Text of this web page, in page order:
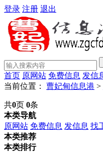
登录 注册 退出
首页 原网站 免费信息 发信
当前位置： 曹妃甸信息港 >
共0页 0条
本类导航
原网站 免费信息 发信息 找
本类推荐
本类排行